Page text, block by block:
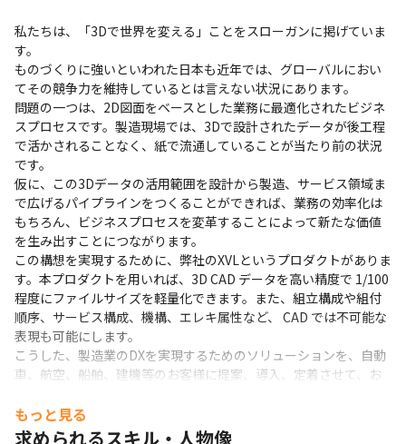
私たちは、「3Dで世界を変える」ことをスローガンに掲げていま
す。
ものづくりに強いといわれた日本も近年では、グローバルにおい
てその競争力を維持しているとは言えない状況にあります。
問題の一つは、2D図面をベースとした業務に最適化されたビジネ
スプロセスです。製造現場では、3Dで設計されたデータが後工程
で活かされることなく、紙で流通していることが当たり前の状況
です。
仮に、この3Dデータの活用範囲を設計から製造、サービス領域ま
で広げるパイプラインをつくることができれば、業務の効率化は
もちろん、ビジネスプロセスを変革することによって新たな価値
を生み出すことにつながります。
この構想を実現するために、弊社のXVLというプロダクトがありま
す。本プロダクトを用いれば、3D CAD データを高い精度で 1/100
程度にファイルサイズを軽量化できます。また、組立構成や組付
順序、サービス構成、機構、エレキ属性など、 CAD では不可能な
表現も可能にします。
こうした、製造業のDXを実現するためのソリューションを、自動
車、航空、船舶、建機等のお客様に提案、導入、定着させて、お
今回のポジションでは、XVLソリューション群のコアモジュールを
もっと見る
求められるスキル・人物像